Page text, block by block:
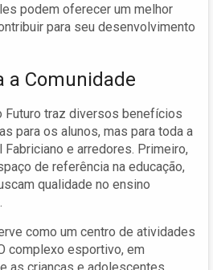
podem oferecer um melhor
para seu desenvolvimento
a Comunidade
Futuro traz diversos benefícios
para os alunos, mas para toda a
Fabriciano e arredores. Primeiro,
de referência na educação,
qualidade no ensino
como um centro de atividades
complexo esportivo, em
as crianças e adolescentes